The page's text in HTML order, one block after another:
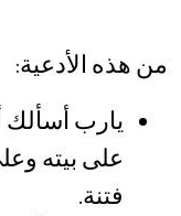
من هذه الأدعية:
يارب أسألك
على بيته
فتنة.